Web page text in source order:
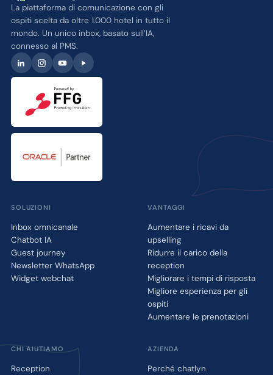
La piattaforma di comunicazione con gli
ospiti scelta da oltre 1.000 hotel in tutto il
mondo. Un unico inbox, basato sull’IA,
connesso al PMS.
SOLUZIONI
Inbox omnicanale
Chatbot IA
Guest journey
Newsletter WhatsApp
Widget webchat
VANTAGGI
Aumentare i ricavi da
upselling
Ridurre il carico della
reception
Migliorare i tempi di risposta
Migliore esperienza per gli
ospiti
Aumentare le prenotazioni
CHI AIUTIAMO
Reception
AZIENDA
Perché chatlyn